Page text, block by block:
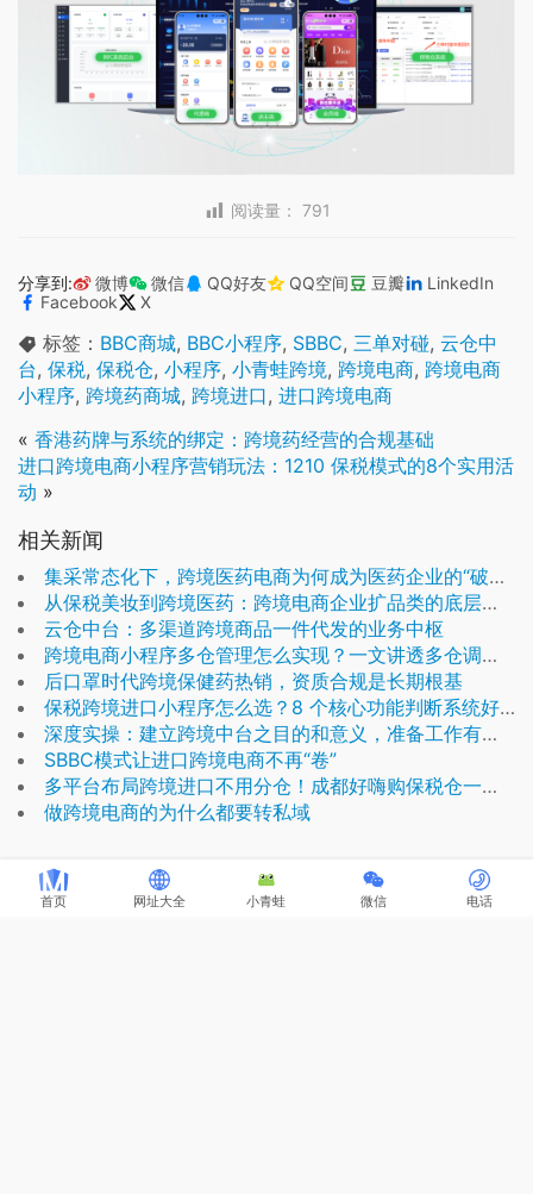
阅读量： 791
分享到: 微博 微信 QQ好友 QQ空间 豆瓣
LinkedIn
Facebook
X
标签： BBC商城, BBC小程序, SBBC, 三单对碰, 云仓中
台, 保税, 保税仓, 小程序, 小青蛙跨境, 跨境电商, 跨境电商
小程序, 跨境药商城, 跨境进口, 进口跨境电商
« 香港药牌与系统的绑定：跨境药经营的合规基础
进口跨境电商小程序营销玩法：1210 保税模式的8个实用活
动 »
相关新闻
集采常态化下，跨境医药电商为何成为医药企业的“破局钥匙”？
从保税美妆到跨境医药：跨境电商企业扩品类的底层逻辑
云仓中台：多渠道跨境商品一件代发的业务中枢
跨境电商小程序多仓管理怎么实现？一文讲透多仓调度逻辑
后口罩时代跨境保健药热销，资质合规是长期根基
保税跨境进口小程序怎么选？8 个核心功能判断系统好不好用
深度实操：建立跨境中台之目的和意义，准备工作有哪些？
SBBC模式让进口跨境电商不再“卷”
多平台布局跨境进口不用分仓！成都好嗨购保税仓一仓履约全公域平台，降低仓储分摊成本
做跨境电商的为什么都要转私域
首页 网址大全 小青蛙 微信 电话